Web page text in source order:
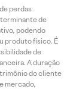
perdas
de
podendo
produto físico. É
de
A duração
do cliente
mercado,